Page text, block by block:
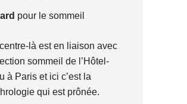
pour le sommeil
là est en liaison avec
sommeil de l’Hôtel-
à Paris et ici c’est la
qui est prônée.